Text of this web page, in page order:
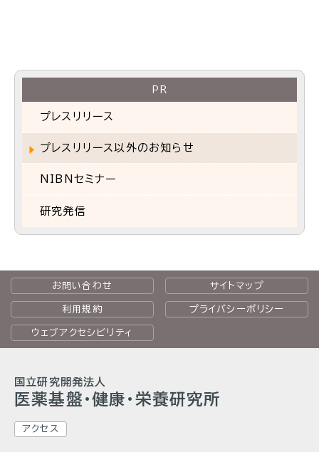
PR
プレスリリース
プレスリリース以外のお知らせ
NIBNセミナー
研究発信
お問い合わせ サイトマップ
利用規約 プライバシーポリシー
ウェブアクセシビリティ
国立研究開発法人
医薬基盤・健康・栄養研究所
アクセス